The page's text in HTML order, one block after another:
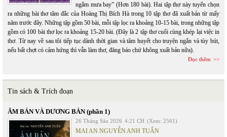
ngắm mưa bay” (Hơn 180 bài). Hai tập thơ này tuyển chọn
ra những bài thơ tâm đắc của Hoàng Thị Bích Hà trong 10 tập thơ đã xuất bản từ mấy
năm trước đây. Những tập gồm 50 bài, mỗi tập lọc ra khoảng 10-15 bài, trong những tập
gồm có 100 bài thơ lọc ra khoảng 15-20 bài. (Đây là 2 tập thơ cuối cùng khép lại việc in
thơ. Từ nay về sau tôi tiếp tục dành thời gian và tâm huyết cho truyện ngắn và tùy bút,
nếu bất chợt có cảm hứng thì vẫn làm thơ, đăng báo chứ không xuất bản nữa).
Đọc thêm
Tin sách & Trích đoạn
ÂM BẢN VÀ DƯƠNG BẢN (phần 1)
26 Tháng Sáu 2026 4:21 CH (Xem: 2561)
MAI AN NGUYỄN ANH TUẤN